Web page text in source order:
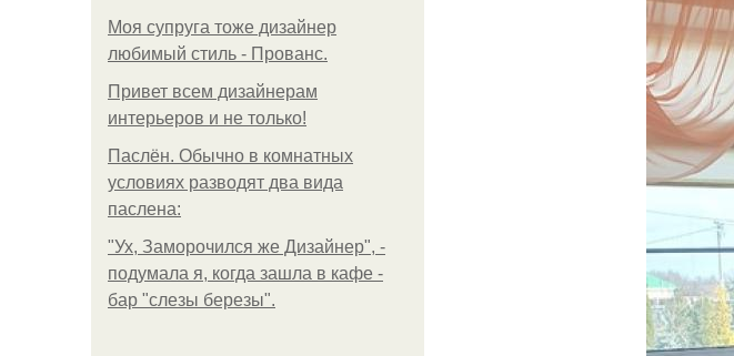
Моя супруга тоже дизайнер
любимый стиль - Прованс.
Привет всем дизайнерам
интерьеров и не только!
Паслён. Обычно в комнатных
условиях разводят два вида
паслена:
"Ух, Заморочился же Дизайнер", -
подумала я, когда зашла в кафе -
бар "слезы березы".